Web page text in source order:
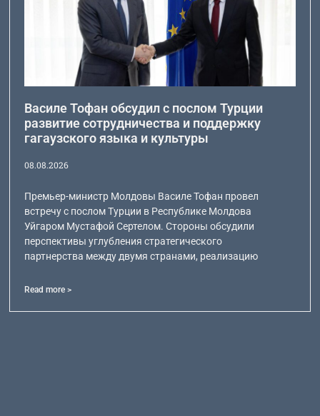
Василе Тофан обсудил с послом Турции
развитие сотрудничества и поддержку
гагаузского языка и культуры
08.08.2026
Премьер-министр Молдовы Василе Тофан провел
встречу с послом Турции в Республике Молдова
Уйгаром Мустафой Сертелом. Стороны обсудили
перспективы углубления стратегического
партнерства между двумя странами, реализацию
Read more >